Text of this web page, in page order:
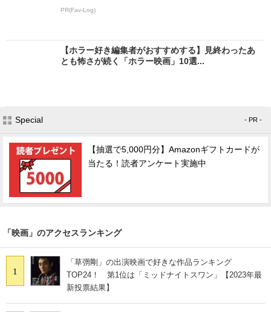
PR(Fav-Log)
【ホラー好き編集者がおすすめする】見終わったあ
とも怖さが続く「ホラー映画」10選...
Special - PR -
【抽選で5,000円分】Amazonギフトカードが
当たる！読者アンケート実施中
「映画」のアクセスランキング
1
「草彅剛」の出演映画で好きな作品ランキング
TOP24！ 第1位は「ミッドナイトスワン」【2023年最
新投票結果】